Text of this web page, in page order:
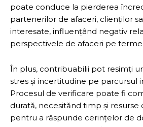
poate conduce la pierderea
partenerilor de afaceri, clienților
interesate, influențând negativ
perspectivele de afaceri pe
În plus, contribuabilii pot resimți
stres și incertitudine pe parcursul
Procesul de verificare poate fi
durată, necesitănd timp și resurse
pentru a răspunde cerințelor de